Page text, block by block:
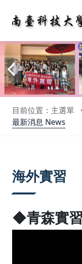
目前位置：主選單
最新消息 News
:::
海外實習
◆青森實習